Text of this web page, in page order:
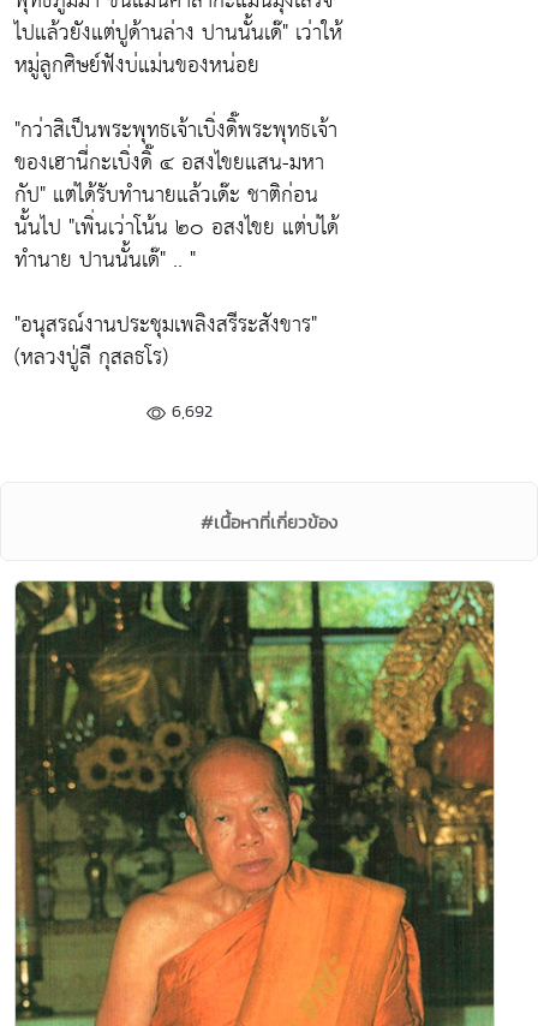
ไปแล้วยังแต่ปูด้านล่าง ปานนั้นเด๊" เว่าให้
หมู่ลูกศิษย์ฟังบ่แม่นของหน่อย
"กว่าสิเป็นพระพุทธเจ้าเบิ่งดิ๊พระพุทธเจ้า
ของเฮานี่กะเบิ่งดิ๊ ๔ อสงไขยแสน-มหา
กัป" แต่ได้รับทำนายแล้วเด๊ะ ชาติก่อน
นั้นไป "เพิ่นเว่าโน้น ๒๐ อสงไขย แต่บ่ได้
ทำนาย ปานนั้นเด๊" .. "
"อนุสรณ์งานประชุมเพลิงสรีระสังขาร"
(หลวงปู่ลี กุสลธโร)
6,692
#เนื้อหาที่เกี่ยวข้อง